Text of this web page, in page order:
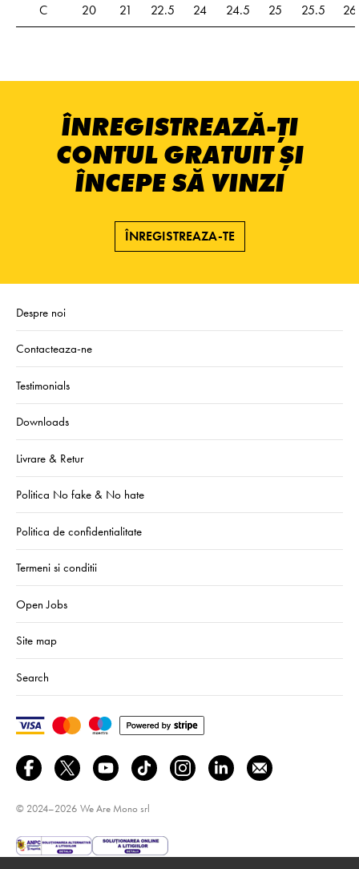
C
20 21 22.5 24 24.5 25 25.5 26
ÎNREGISTREAZĂ-ȚI
CONTUL GRATUIT ȘI
ÎNCEPE SĂ VINZI
ÎNREGISTREAZA-TE
Despre noi
Contacteaza-ne
Testimonials
Downloads
Livrare & Retur
Politica No fake & No hate
Politica de confidentialitate
Termeni si conditii
Open Jobs
Site map
Search
© 2024–2026 We Are Mono srl